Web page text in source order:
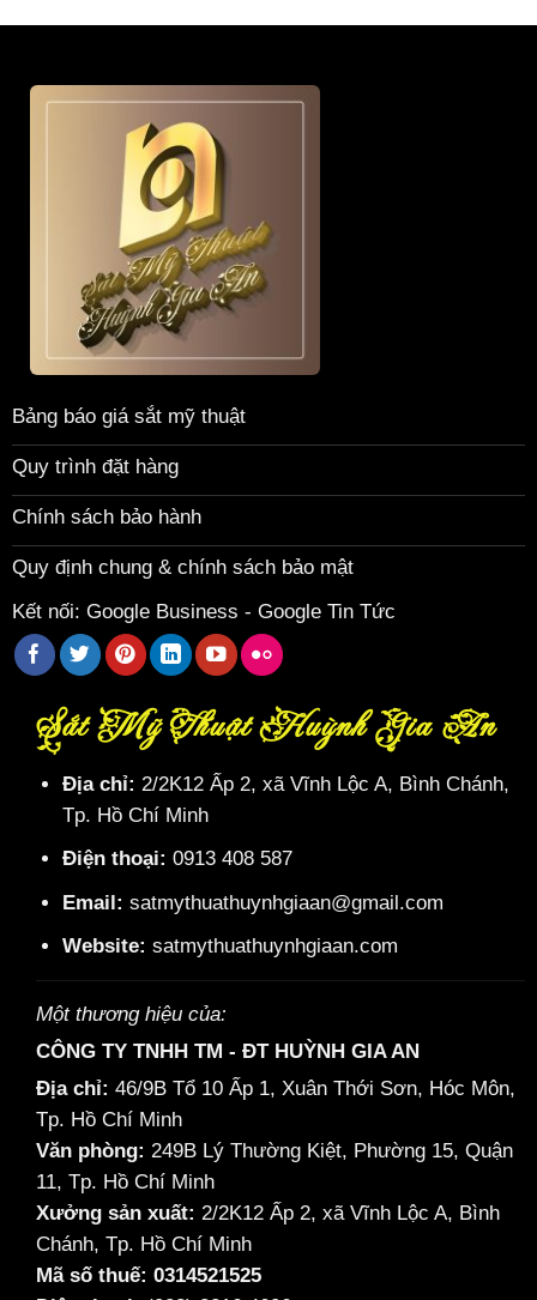
Bảng báo giá sắt mỹ thuật
Quy trình đặt hàng
Chính sách bảo hành
Quy định chung & chính sách bảo mật
Kết nối: Google Business - Google Tin Tức
Sắt Mỹ Thuật Huỳnh Gia An
Địa chỉ: 2/2K12 Ấp 2, xã Vĩnh Lộc A, Bình Chánh,
Tp. Hồ Chí Minh
Điện thoại: 0913 408 587
Email: satmythuathuynhgiaan@gmail.com
Website: satmythuathuynhgiaan.com
Một thương hiệu của:
CÔNG TY TNHH TM - ĐT HUỲNH GIA AN
Địa chỉ: 46/9B Tổ 10 Ấp 1, Xuân Thới Sơn, Hóc Môn,
Tp. Hồ Chí Minh
Văn phòng: 249B Lý Thường Kiệt, Phường 15, Quận
11, Tp. Hồ Chí Minh
Xưởng sản xuất: 2/2K12 Ấp 2, xã Vĩnh Lộc A, Bình
Chánh, Tp. Hồ Chí Minh
Mã số thuế: 0314521525